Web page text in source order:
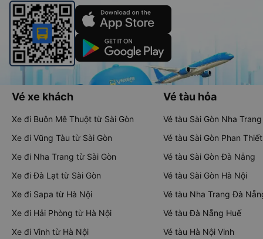
Vé xe khách
Xe đi Buôn Mê Thuột từ Sài Gòn
Xe đi Vũng Tàu từ Sài Gòn
Xe đi Nha Trang từ Sài Gòn
Xe đi Đà Lạt từ Sài Gòn
Xe đi Sapa từ Hà Nội
Xe đi Hải Phòng từ Hà Nội
Xe đi Vinh từ Hà Nội
Vé tàu hỏa
Vé tàu Sài Gòn Nha Trang
Vé tàu Sài Gòn Phan Thiết
Vé tàu Sài Gòn Đà Nẵng
Vé tàu Sài Gòn Hà Nội
Vé tàu Nha Trang Đà
Vé tàu Đà Nẵng Huế
Vé tàu Hà Nội Vinh